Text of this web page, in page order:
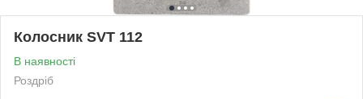
Колосник SVT 112
В наявності
Роздріб